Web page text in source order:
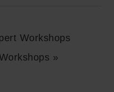
Workshops
»